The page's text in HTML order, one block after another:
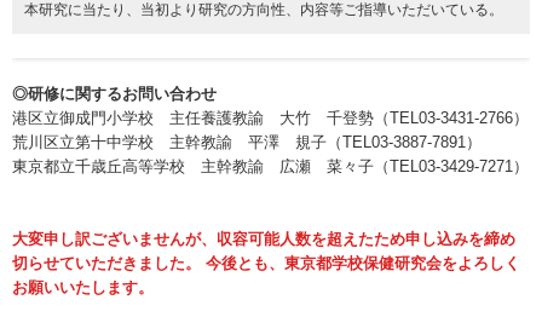
本研究に当たり、当初より研究の方向性、内容等ご指導いただいている。
◎研修に関するお問い合わせ
港区立御成門小学校 主任養護教諭 大竹 千登勢（TEL03-3431-2766）
荒川区立第十中学校 主幹教諭 平澤 規子（TEL03-3887-7891）
東京都立千歳丘高等学校 主幹教諭 広瀬 菜々子（TEL03-3429-7271）
大変申し訳ございませんが、収容可能人数を超えたため申し込みを締め
切らせていただきました。 今後とも、東京都学校保健研究会をよろしく
お願いいたします。